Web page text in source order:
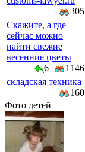
305
Скажите, а где
сейчас можно
найти свежие
весенние цветы
6
1146
складская техника
160
Фото детей